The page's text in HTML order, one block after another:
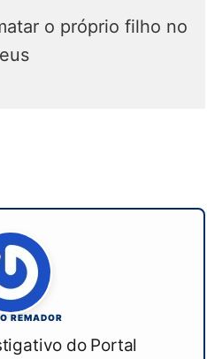
o próprio filho no
REMADOR
do Portal